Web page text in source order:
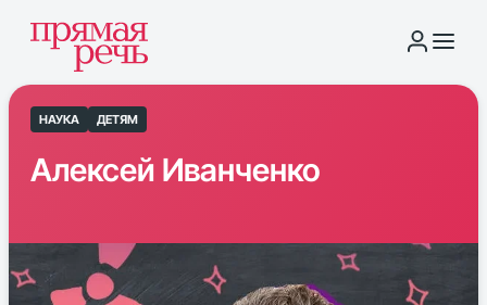
НАУКА ДЕТЯМ
Алексей Иванченко